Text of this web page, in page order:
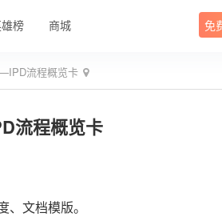
榜 商城 免
流程概览卡
流程概览卡
文档模版。